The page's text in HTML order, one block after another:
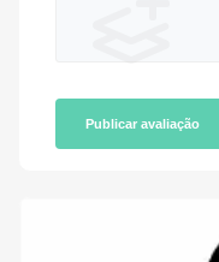
Publicar avaliação